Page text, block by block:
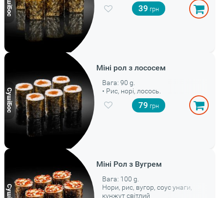
39
Міні рол з лососем
Вага: 90 g.
• Рис, норі, лосось.
79
Міні Рол з Вугрем
Вага: 100 g.
Нори, рис, вугор, соус унаги,
кунжут світлий